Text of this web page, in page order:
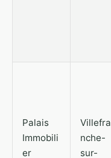
Palais
Immobili
er
Villefra
nche-
sur-